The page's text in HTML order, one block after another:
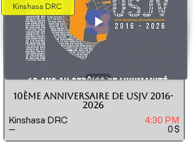
Kinshasa DRC
10ème Anniversaire de USJV 2016-
2026
4:30 PM
Kinshasa DRC
--
$
0